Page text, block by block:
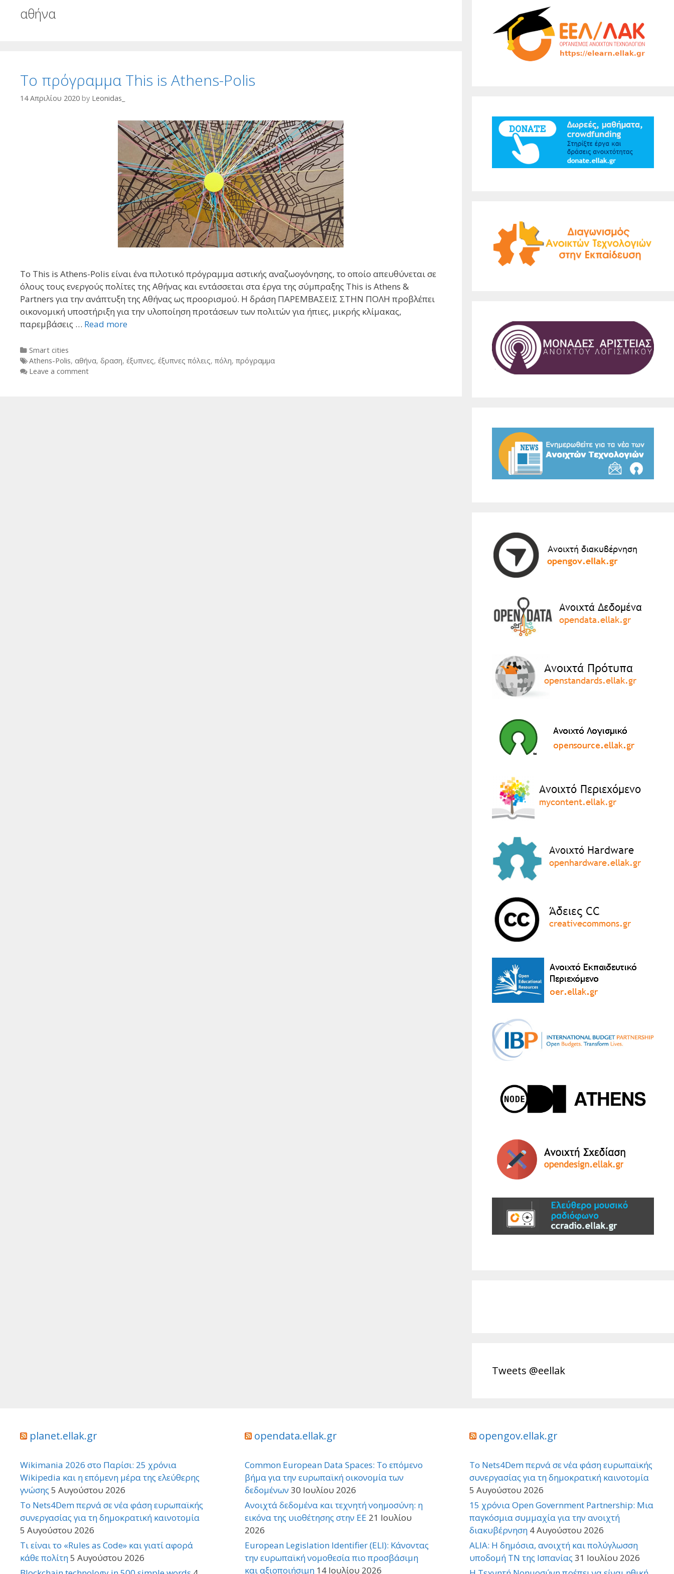
αθήνα
Το πρόγραμμα This is Athens-Polis
14 Απριλίου 2020 by Leonidas_
Το This is Athens-Polis είναι ένα πιλοτικό πρόγραμμα αστικής αναζωογόνησης, το οποίο απευθύνεται σε
όλους τους ενεργούς πολίτες της Αθήνας και εντάσσεται στα έργα της σύμπραξης This is Athens &
Partners για την ανάπτυξη της Αθήνας ως προορισμού. Η δράση ΠΑΡΕΜΒΑΣΕΙΣ ΣΤΗΝ ΠΟΛΗ προβλέπει
οικονομική υποστήριξη για την υλοποίηση προτάσεων των πολιτών για ήπιες, μικρής κλίμακας,
παρεμβάσεις … Read more
Categories
Smart cities
Tags
Athens-Polis, αθήνα, δραση, έξυπνες, έξυπνες πόλεις, πόλη, πρόγραμμα
Leave a comment
Tweets @eellak
planet.ellak.gr
Wikimania 2026 στο Παρίσι: 25 χρόνια
Wikipedia και η επόμενη μέρα της ελεύθερης
γνώσης 5 Αυγούστου 2026
Το Nets4Dem περνά σε νέα φάση ευρωπαϊκής
συνεργασίας για τη δημοκρατική καινοτομία
5 Αυγούστου 2026
Τι είναι το «Rules as Code» και γιατί αφορά
κάθε πολίτη5 Αυγούστου 2026
opendata.ellak.gr
Common European Data Spaces: Το επόμενο
βήμα για την ευρωπαϊκή οικονομία των
δεδομένων 30 Ιουλίου 2026
Ανοιχτά δεδομένα και τεχνητή νοημοσύνη: η
εικόνα της υιοθέτησης στην ΕΕ 21 Ιουλίου
2026
European Legislation Identifier (ELI): Κάνοντας
την ευρωπαϊκή νομοθεσία πιο προσβάσιμη
και αξιοποιήσιμη 14 Ιουλίου 2026
opengov.ellak.gr
Το Nets4Dem περνά σε νέα φάση ευρωπαϊκής
συνεργασίας για τη δημοκρατική καινοτομία
5 Αυγούστου 2026
15 χρόνια Open Government Partnership: Μια
παγκόσμια συμμαχία για την ανοιχτή
διακυβέρνηση 4 Αυγούστου 2026
ALIA: Η δημόσια, ανοιχτή και πολύγλωσση
υποδομή ΤΝ της Ισπανίας 31 Ιουλίου 2026